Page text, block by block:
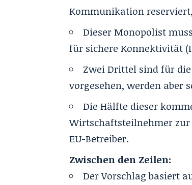
Kommunikation
Dieser Monopolist
für sichere Konnektivität
Zwei Drittel sind für
vorgesehen, werden aber
Die Hälfte dieser
Wirtschaftsteilnehmer zur
EU-Betreiber.
Zwischen den Zeilen:
Der Vorschlag basiert